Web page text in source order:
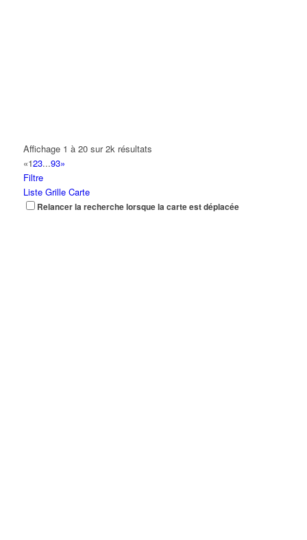
Affichage 1 à 20 sur 2k résultats
«123...93»
Filtre
Liste Grille Carte
Relancer la recherche lorsque la carte est déplacée